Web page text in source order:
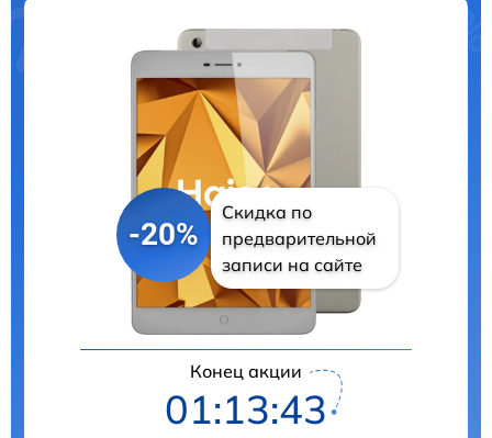
-20%
Скидка по
предварительной
записи на сайте
Конец акции
01:13:41